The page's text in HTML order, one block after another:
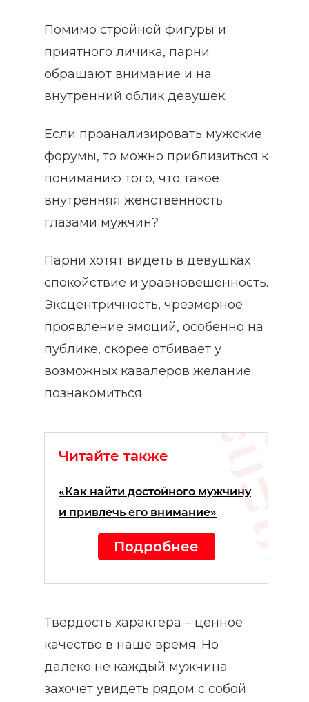
Помимо стройной фигуры и
приятного личика, парни
обращают внимание и на
внутренний облик девушек.
Если проанализировать мужские
форумы, то можно приблизиться к
пониманию того, что такое
внутренняя женственность
глазами мужчин?
Парни хотят видеть в девушках
спокойствие и уравновешенность.
Эксцентричность, чрезмерное
проявление эмоций, особенно на
публике, скорее отбивает у
возможных кавалеров желание
познакомиться.
Читайте также
«Как найти достойного мужчину
и привлечь его внимание»
Подробнее
Твердость характера – ценное
качество в наше время. Но
далеко не каждый мужчина
захочет увидеть рядом с собой